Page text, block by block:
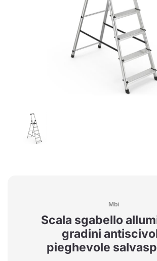
Mbi
Scala sgabello
gradini
pieghevole